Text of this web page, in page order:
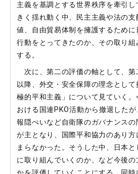
主義を基調とする世界秩序を牽引
きく揺れ動く中、民主主義や法の
値、自由貿易体制を擁護するため
行動をとってきたのか、その取り
する。
次に、第二の評価の軸として、第
以降、外交・安全保障の理念とし
極的平和主義」について見ていく
おける国連PKO活動から撤退した
報隠ぺいなど自衛隊のガバナンス
が主となり、国際平和協力のあり
まらなかった。そうした中、日本
に取り組んでいくのか、など今後